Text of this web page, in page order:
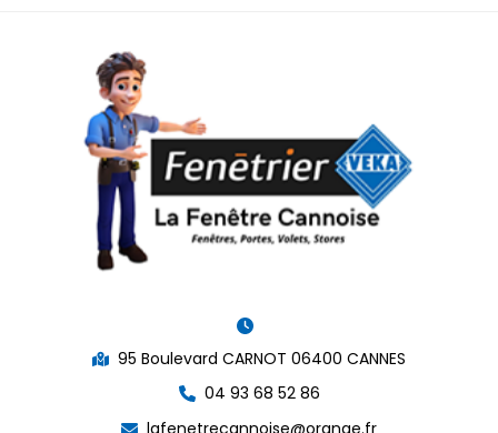
95 Boulevard CARNOT 06400 CANNES
04 93 68 52 86
lafenetrecannoise@orange.fr